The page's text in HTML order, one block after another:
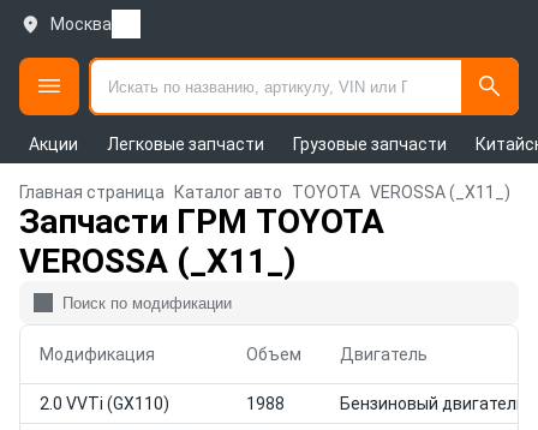
Москва
Акции Легковые запчасти Грузовые запчасти
Главная страница Каталог авто TOYOTA VEROSSA (_X11_)
Запчасти ГРМ TOYOTA
VEROSSA (_X11_)
Модификация Объем Двигатель
2.0 VVTi (GX110) 1988 Бензиновый двигатель